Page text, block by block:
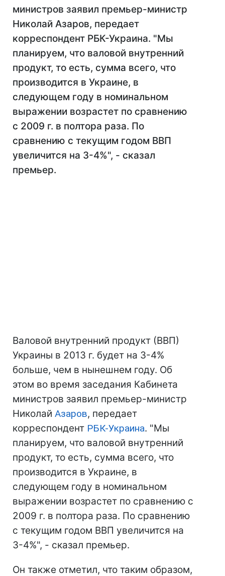
министров заявил премьер-министр
Николай Азаров, передает
корреспондент РБК-Украина. "Мы
планируем, что валовой внутренний
продукт, то есть, сумма всего, что
производится в Украине, в
следующем году в номинальном
выражении возрастет по сравнению
с 2009 г. в полтора раза. По
сравнению с текущим годом ВВП
увеличится на 3-4%", - сказал
премьер.
Валовой внутренний продукт (ВВП)
Украины в 2013 г. будет на 3-4%
больше, чем в нынешнем году. Об
этом во время заседания Кабинета
министров заявил премьер-министр
Николай Азаров, передает
корреспондент РБК-Украина. "Мы
планируем, что валовой внутренний
продукт, то есть, сумма всего, что
производится в Украине, в
следующем году в номинальном
выражении возрастет по сравнению с
2009 г. в полтора раза. По сравнению
с текущим годом ВВП увеличится на
3-4%", - сказал премьер.
Он также отметил, что таким образом,